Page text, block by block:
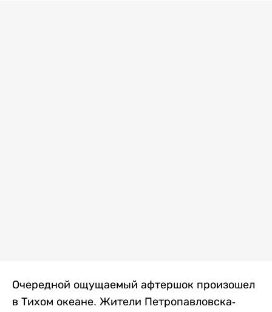
Очередной ощущаемый афтершок произошел
в Тихом океане. Жители Петропавловска-